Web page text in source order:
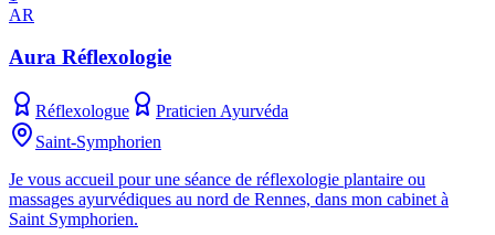
AR
Aura Réflexologie
Réflexologue
Praticien Ayurvéda
Saint-Symphorien
Je vous accueil pour une séance de réflexologie plantaire ou
massages ayurvédiques au nord de Rennes, dans mon cabinet à
Saint Symphorien.